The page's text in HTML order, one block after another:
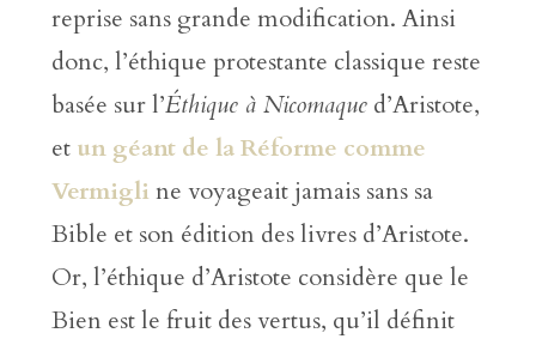
reprise sans grande modification. Ainsi
donc, l’éthique protestante classique reste
basée sur l’Éthique à Nicomaqued’Aristote,
et un géant de la Réforme comme
Vermigli ne voyageait jamais sans sa
Bible et son édition des livres d’Aristote.
Or, l’éthique d’Aristote considère que le
Bien est le fruit des vertus, qu’il définit